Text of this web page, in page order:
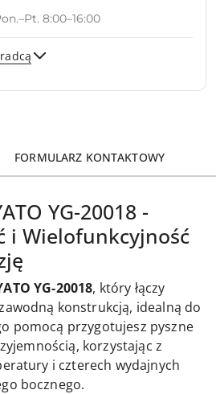
8:00–16:00
FORMULARZ KONTAKTOWY
YG-20018 -
i Wielofunkcyjność
YG-20018, który łączy
konstrukcją, idealną do
pomocą przygotujesz pyszne
korzystając z
i czterech wydajnych
bocznego.